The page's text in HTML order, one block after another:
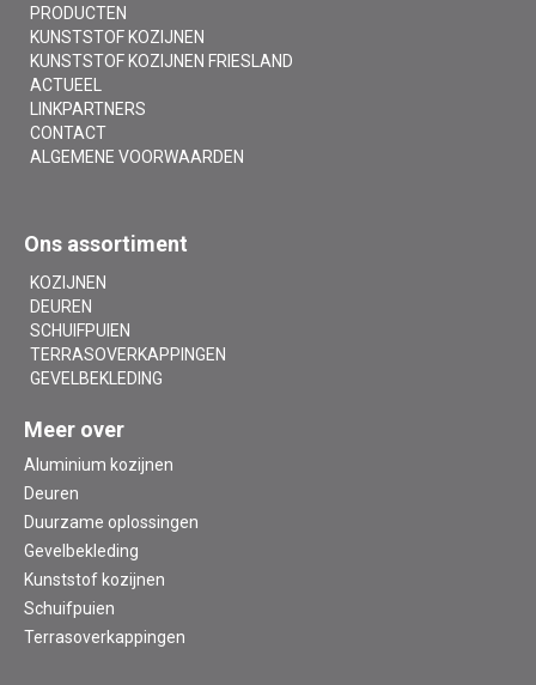
PRODUCTEN
KUNSTSTOF KOZIJNEN
KUNSTSTOF KOZIJNEN FRIESLAND
ACTUEEL
LINKPARTNERS
CONTACT
ALGEMENE VOORWAARDEN
Ons assortiment
KOZIJNEN
DEUREN
SCHUIFPUIEN
TERRASOVERKAPPINGEN
GEVELBEKLEDING
Meer over
Aluminium kozijnen
Deuren
Duurzame oplossingen
Gevelbekleding
Kunststof kozijnen
Schuifpuien
Terrasoverkappingen